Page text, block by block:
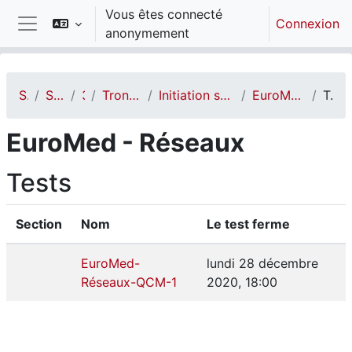
Passer au contenu principal
Panneau latéral
Vous êtes connecté
anonymement
Connexion
STI STI FISE 3A Tronc commun Initiation système et réseau EuroMed - Réseaux Tests
EuroMed - Réseaux
Tests
Section Nom Le test ferme
EuroMed-
Réseaux-QCM-1
lundi 28 décembre
2020, 18:00